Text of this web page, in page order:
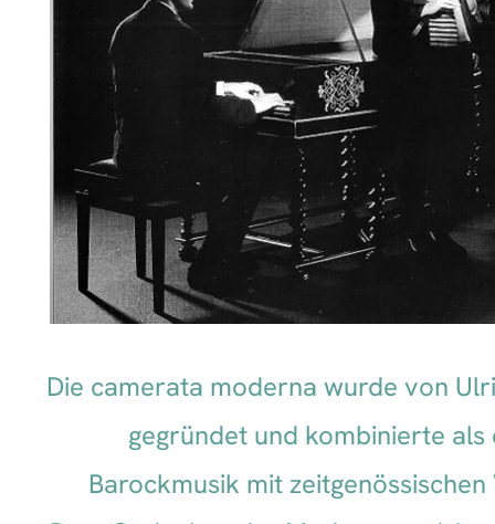
Die camerata moderna wurde von
gegründet und kombinierte
Barockmusik mit